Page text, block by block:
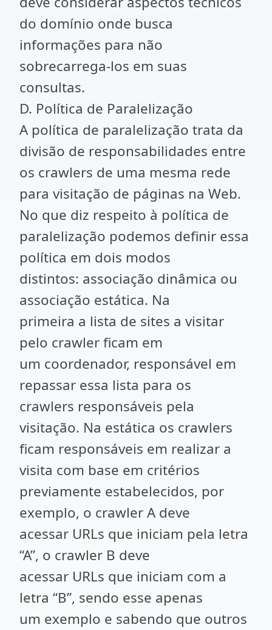
do domínio onde busca
informações para não
sobrecarrega-los em suas
consultas.
D. Política de Paralelização
A política de paralelização trata da
divisão de responsabilidades entre
os crawlers de uma mesma rede
para visitação de páginas na Web.
No que diz respeito à política de
paralelização podemos definir essa
política em dois modos
distintos: associação dinâmica ou
associação estática. Na
primeira a lista de sites a visitar
pelo crawler ficam em
um coordenador, responsável em
repassar essa lista para os
crawlers responsáveis pela
visitação. Na estática os crawlers
ficam responsáveis em realizar a
visita com base em critérios
previamente estabelecidos, por
exemplo, o crawler A deve
acessar URLs que iniciam pela letra
“A”, o crawler B deve
acessar URLs que iniciam com a
letra “B”, sendo esse apenas
um exemplo e sabendo que outros